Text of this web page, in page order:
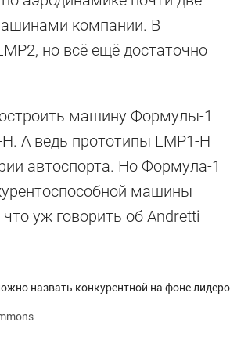
компании. В
но всё ещё достаточно
машину Формулы-1
А ведь прототипы LMP1-H
автоспорта. Но Формула-1
машины
уж говорить об Andretti
назвать конкурентной на фоне